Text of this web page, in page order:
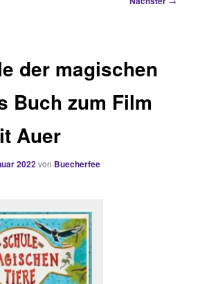
der magischen
Buch zum Film
Auer
2022von Buecherfee